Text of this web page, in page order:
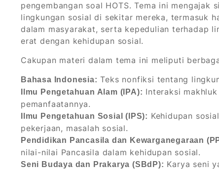
pengembangan soal HOTS. Tema ini mengajak
lingkungan sosial di sekitar mereka, termasuk
dalam masyarakat, serta kepedulian terhadap
erat dengan kehidupan sosial.
Cakupan materi dalam tema ini meliputi
Bahasa Indonesia: Teks nonfiksi tentang
Ilmu Pengetahuan Alam (IPA): Interaksi
pemanfaatannya.
Ilmu Pengetahuan Sosial (IPS): Kehidupan
pekerjaan, masalah sosial.
Pendidikan Pancasila dan Kewarganegaraan
nilai-nilai Pancasila dalam kehidupan sosial.
Seni Budaya dan Prakarya (SBdP): Karya seni